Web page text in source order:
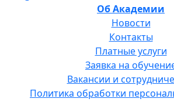
Об Академии
Новости
Контакты
Платные услуги
Заявка на
Вакансии и
Политика обработки